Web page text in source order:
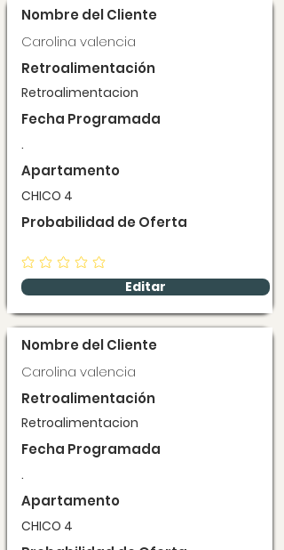
Nombre del Cliente
Carolina valencia
Retroalimentación
Retroalimentacion
Fecha Programada
.
Apartamento
CHICO 4
Probabilidad de Oferta
Editar
Nombre del Cliente
Carolina valencia
Retroalimentación
Retroalimentacion
Fecha Programada
.
Apartamento
CHICO 4